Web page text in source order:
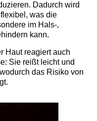
Dadurch wird
was die
im Hals-,
kann.
Haut reagiert auch
Sie reißt leicht und
das Risiko von